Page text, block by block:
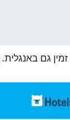
זמין גם באנגלית.